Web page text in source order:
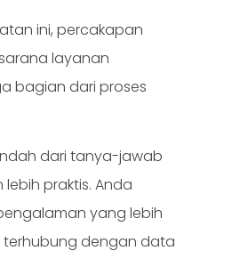
ini, percakapan
layanan
bagian dari proses
dari tanya-jawab
praktis. Anda
yang lebih
terhubung dengan data